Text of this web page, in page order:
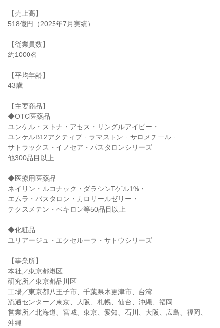
【売上高】
518億円（2025年7月実績）
【従業員数】
約1000名
【平均年齢】
43歳
【主要商品】
◆OTC医薬品
ユンケル・ストナ・アセス・リングルアイビー・
ユンケルB12アクティブ・ラマストン・サロメチール・
サトラックス・イノセア・パスタロンシリーズ
他300品目以上
◆医療用医薬品
ネイリン・ルコナック・ダラシンTゲル1%・
エムラ・パスタロン・カロリールゼリー・
テクスメテン・ペキロン等50品目以上
◆化粧品
ユリアージュ・エクセルーラ・サトウシリーズ
【事業所】
本社／東京都港区
研究所／東京都品川区
工場／東京都八王子市、千葉県木更津市、台湾
流通センター／東京、大阪、札幌、仙台、沖縄、福岡
営業所／北海道、宮城、東京、愛知、石川、大阪、広島、福岡、
沖縄